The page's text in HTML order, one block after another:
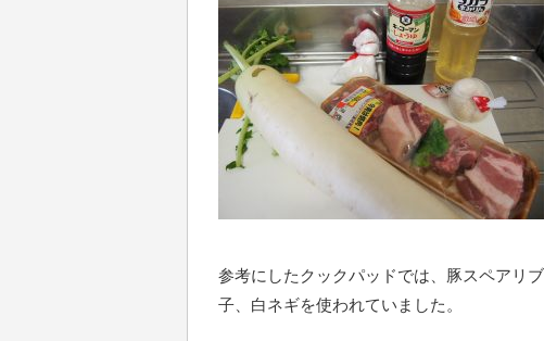
参考にしたクックパッドでは、豚スペアリ
子、白ネギを使われていました。